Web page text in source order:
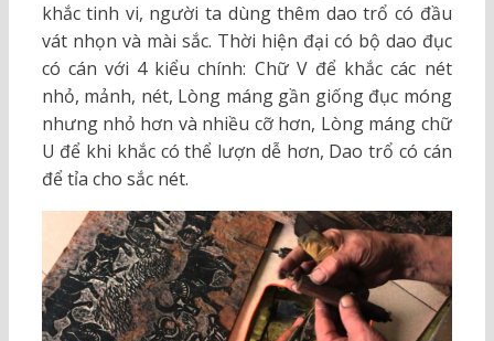
khắc tinh vi, người ta dùng thêm dao trổ có đầu
vát nhọn và mài sắc. Thời hiện đại có bộ dao đục
có cán với 4 kiểu chính: Chữ V để khắc các nét
nhỏ, mảnh, nét, Lòng máng gần giống đục móng
nhưng nhỏ hơn và nhiều cỡ hơn, Lòng máng chữ
U để khi khắc có thể lượn dễ hơn, Dao trổ có cán
để tỉa cho sắc nét.